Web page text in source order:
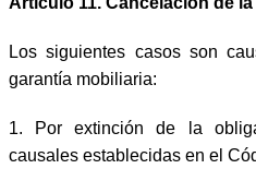
Los siguientes casos son
garantía mobiliaria:
1. Por extinción de la
causales establecidas en el